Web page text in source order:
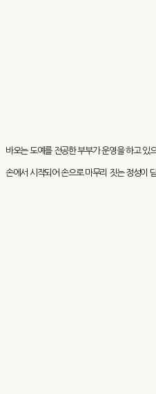
바오는 도예를 전공한 부부가 운영을 하고 있으
손에서 시작되어 손으로 마무리 짓는 정성이